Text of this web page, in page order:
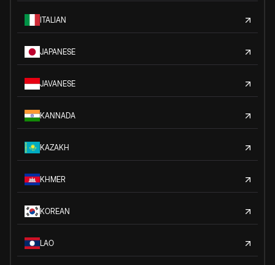
ITALIAN
JAPANESE
JAVANESE
KANNADA
KAZAKH
KHMER
KOREAN
LAO